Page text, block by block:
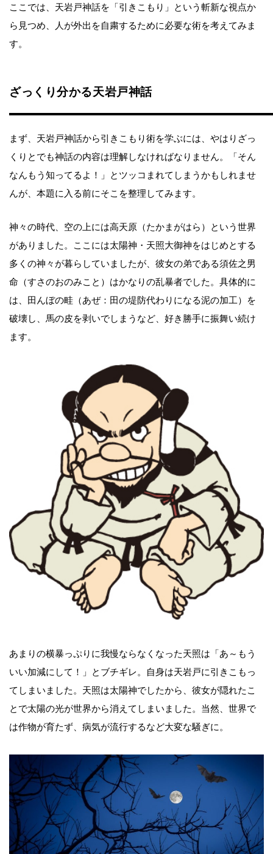
ここでは、天岩戸神話を「引きこもり」という斬新な視点か
ら見つめ、人が外出を自粛するために必要な術を考えてみま
す。
ざっくり分かる天岩戸神話
まず、天岩戸神話から引きこもり術を学ぶには、やはりざっ
くりとでも神話の内容は理解しなければなりません。「そん
なんもう知ってるよ！」とツッコまれてしまうかもしれませ
んが、本題に入る前にそこを整理してみます。
神々の時代、空の上には高天原（たかまがはら）という世界
がありました。ここには太陽神・天照大御神をはじめとする
多くの神々が暮らしていましたが、彼女の弟である須佐之男
命（すさのおのみこと）はかなりの乱暴者でした。具体的に
は、田んぼの畦（あぜ：田の堤防代わりになる泥の加工）を
破壊し、馬の皮を剥いでしまうなど、好き勝手に振舞い続け
ます。
あまりの横暴っぷりに我慢ならなくなった天照は「あ～もう
いい加減にして！」とブチギレ。自身は天岩戸に引きこもっ
てしまいました。天照は太陽神でしたから、彼女が隠れたこ
とで太陽の光が世界から消えてしまいました。当然、世界で
は作物が育たず、病気が流行するなど大変な騒ぎに。